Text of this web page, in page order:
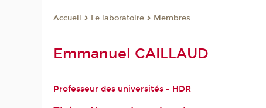
Accueil Le laboratoire Membres
Emmanuel CAILLAUD
Professeur des universités - HDR